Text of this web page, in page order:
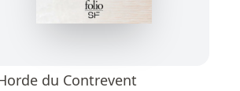
du Contrevent